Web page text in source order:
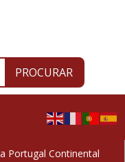
PROCURAR
Portugal Continental